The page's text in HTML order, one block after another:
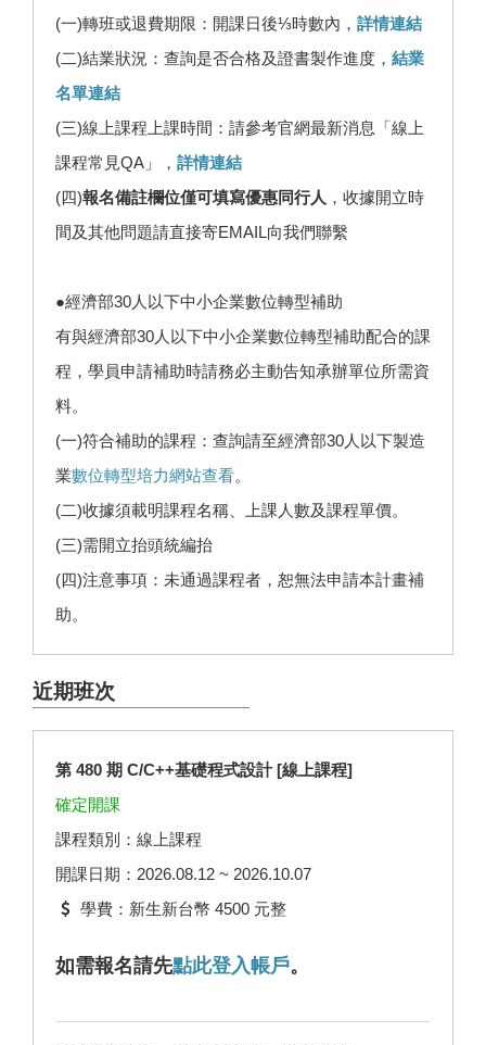
(一)轉班或退費期限：開課日後⅓時數內， 詳情連結
(二)結業狀況：查詢是否合格及證書製作進度， 結業
名單連結
(三)線上課程上課時間：請參考官網最新消息「線上
課程常見QA」， 詳情連結
(四)報名備註欄位僅可填寫優惠同行人 ，收據開立時
間及其他問題請直接寄EMAIL向我們聯繫
●經濟部30人以下中小企業數位轉型補助
有與經濟部30人以下中小企業數位轉型補助配合的課
程，學員申請補助時請務必主動告知承辦單位所需資
料。
(一)符合補助的課程：查詢請至經濟部30人以下製造
業數位轉型培力網站查看。
(二)收據須載明課程名稱、上課人數及課程單價。
(三)需開立抬頭統編抬
(四)注意事項：未通過課程者，恕無法申請本計畫補
助。
近期班次
第 480 期 C/C++基礎程式設計 [線上課程]
確定開課
課程類別：線上課程
開課日期：2026.08.12 ~ 2026.10.07
學費：新生新台幣 4500 元整
如需報名請先點此登入帳戶。